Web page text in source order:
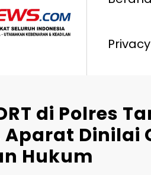
di Polres
Aparat Dinilai
Hukum